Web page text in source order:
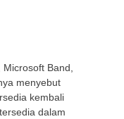
Band,
menyebut
kembali
dalam